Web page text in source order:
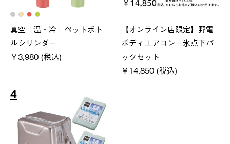
真空「温・冷」ペットボト
ルシリンダー
￥3,980 (税込)
【オンライン店限定】野電
ボディエアコン＋氷点下パ
ックセット
￥14,850 (税込)
4